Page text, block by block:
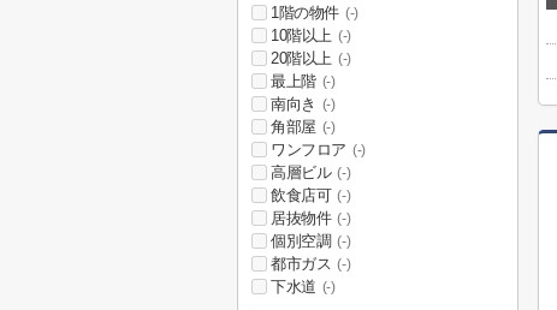
1階の物件 (-)
10階以上 (-)
20階以上 (-)
最上階 (-)
南向き (-)
角部屋 (-)
ワンフロア (-)
高層ビル (-)
飲食店可 (-)
居抜物件 (-)
個別空調 (-)
都市ガス (-)
下水道 (-)